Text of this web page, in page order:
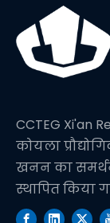
CCTEG Xi'an
कोयला
खनन का
स्थापित किया